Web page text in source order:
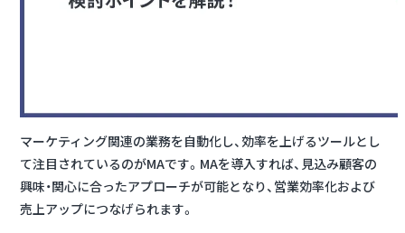
マーケティング関連の業務を自動化し、効率を上げるツールとし
て注目されているのがMAです。MAを導入すれば、見込み顧客の
興味・関心に合ったアプローチが可能となり、営業効率化および
売上アップにつなげられます。